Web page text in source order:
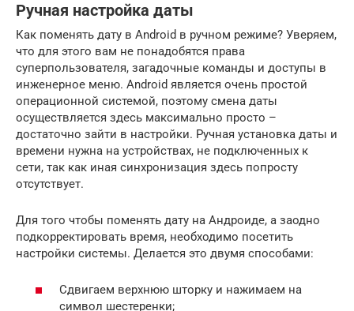
Ручная настройка даты
Как поменять дату в Android в ручном режиме? Уверяем,
что для этого вам не понадобятся права
суперпользователя, загадочные команды и доступы в
инженерное меню. Android является очень простой
операционной системой, поэтому смена даты
осуществляется здесь максимально просто –
достаточно зайти в настройки. Ручная установка даты и
времени нужна на устройствах, не подключенных к
сети, так как иная синхронизация здесь попросту
отсутствует.
Для того чтобы поменять дату на Андроиде, а заодно
подкорректировать время, необходимо посетить
настройки системы. Делается это двумя способами:
Сдвигаем верхнюю шторку и нажимаем на
символ шестеренки;